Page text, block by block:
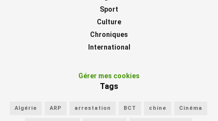
Sport
Culture
Chroniques
International
Gérer mes cookies
Tags
Algérie ARP arrestation BCT chine Cinéma